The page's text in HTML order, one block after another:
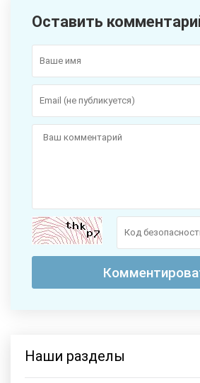
Оставить
Наши разделы